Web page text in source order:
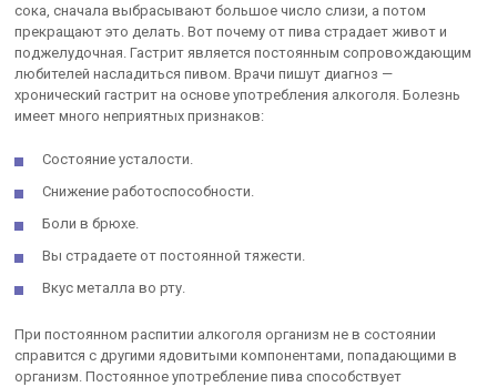
сока, сначала выбрасывают большое число слизи, а потом
прекращают это делать. Вот почему от пива страдает живот и
поджелудочная. Гастрит является постоянным сопровождающим
любителей насладиться пивом. Врачи пишут диагноз —
хронический гастрит на основе употребления алкоголя. Болезнь
имеет много неприятных признаков:
Состояние усталости.
Снижение работоспособности.
Боли в брюхе.
Вы страдаете от постоянной тяжести.
Вкус металла во рту.
При постоянном распитии алкоголя организм не в состоянии
справится с другими ядовитыми компонентами, попадающими в
организм. Постоянное употребление пива способствует